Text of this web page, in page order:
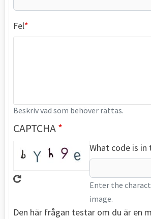
Fel
Beskriv vad som behöver rättas.
CAPTCHA
What code is in
Enter the
image.
Den här frågan testar om du är en